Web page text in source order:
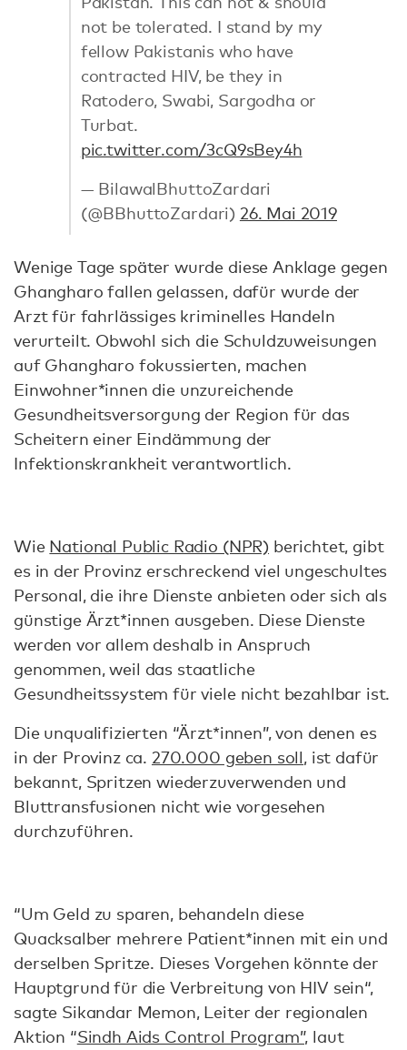
not be tolerated. I stand by my
fellow Pakistanis who have
contracted HIV, be they in
Ratodero, Swabi, Sargodha or
Turbat.
pic.twitter.com/3cQ9sBey4h
— BilawalBhuttoZardari
(@BBhuttoZardari) 26. Mai 2019
Wenige Tage später wurde diese Anklage gegen
Ghangharo fallen gelassen, dafür wurde der
Arzt für fahrlässiges kriminelles Handeln
verurteilt. Obwohl sich die Schuldzuweisungen
auf Ghangharo fokussierten, machen
Einwohner*innen die unzureichende
Gesundheitsversorgung der Region für das
Scheitern einer Eindämmung der
Infektionskrankheit verantwortlich.
Wie National Public Radio (NPR) berichtet, gibt
es in der Provinz erschreckend viel ungeschultes
Personal, die ihre Dienste anbieten oder sich als
günstige Ärzt*innen ausgeben. Diese Dienste
werden vor allem deshalb in Anspruch
genommen, weil das staatliche
Gesundheitssystem für viele nicht bezahlbar ist.
Die unqualifizierten “Ärzt*innen”, von denen es
in der Provinz ca. 270.000 geben soll, ist dafür
bekannt, Spritzen wiederzuverwenden und
Bluttransfusionen nicht wie vorgesehen
durchzuführen.
“Um Geld zu sparen, behandeln diese
Quacksalber mehrere Patient*innen mit ein und
derselben Spritze. Dieses Vorgehen könnte der
Hauptgrund für die Verbreitung von HIV sein“,
sagte Sikandar Memon, Leiter der regionalen
Aktion “Sindh Aids Control Program”, laut